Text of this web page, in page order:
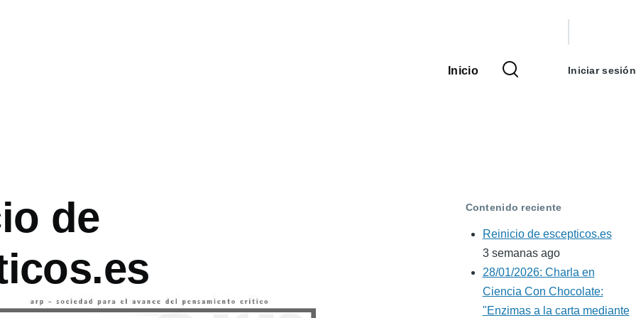
Navegación
Inicio Iniciar sesión
de
Contenido reciente
Reinicio de escepticos.es
3 semanas ago
28/01/2026: Charla en
Ciencia Con Chocolate:
"Enzimas a la carta mediante